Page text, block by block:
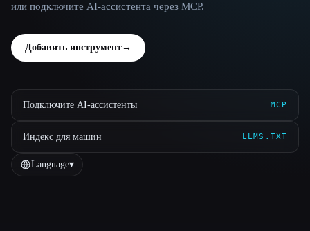
или подключите AI-ассистента через MCP.
Добавить инструмент→
Подключите AI-ассистенты MCP
Индекс для машин LLMS.TXT
Language▾